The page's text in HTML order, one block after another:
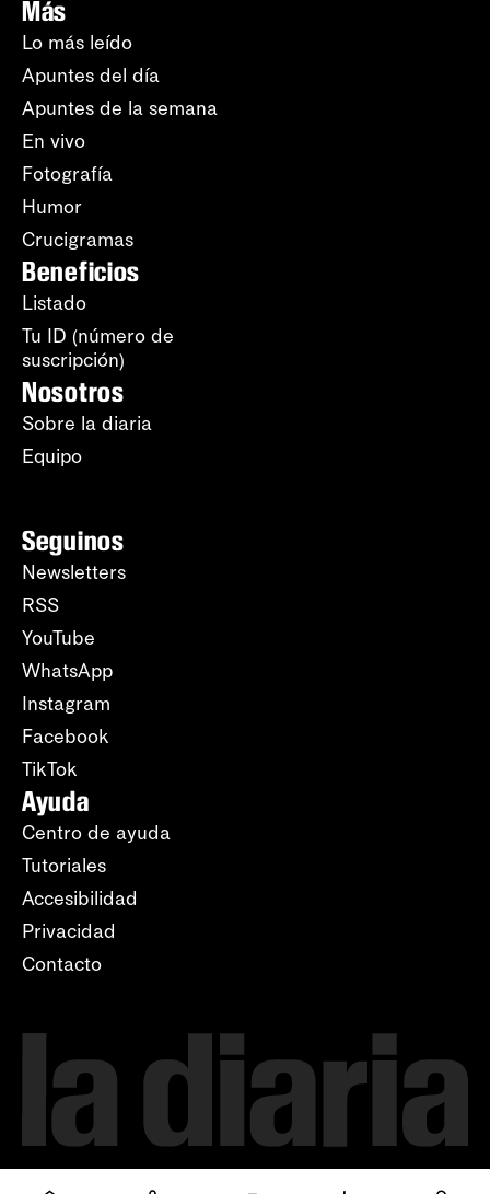
Más
Lo más leído
Apuntes del día
Apuntes de la semana
En vivo
Fotografía
Humor
Crucigramas
Beneficios
Listado
Tu ID (número de
suscripción)
Nosotros
Sobre la diaria
Equipo
Seguinos
Newsletters
RSS
YouTube
WhatsApp
Instagram
Facebook
TikTok
Ayuda
Centro de ayuda
Tutoriales
Accesibilidad
Privacidad
Contacto